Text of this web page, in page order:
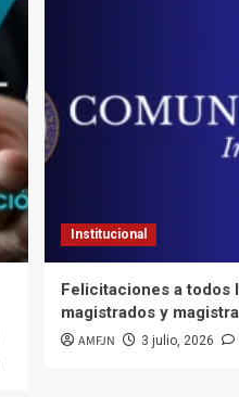
Institucional
Felicitaciones a todos
magistrados y
AMFJN 3 julio, 2026